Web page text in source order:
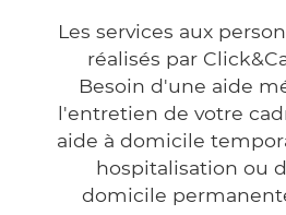
Les services aux
réalisés par
Besoin d'une aide
l'entretien de votre
aide à domicile
hospitalisation ou
domicile